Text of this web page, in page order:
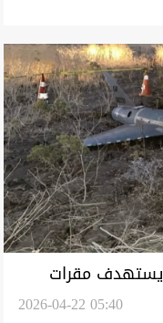
مقرات
2026-04-22 05:40